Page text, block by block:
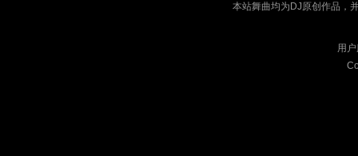
本站舞曲均为DJ原创作品，
用